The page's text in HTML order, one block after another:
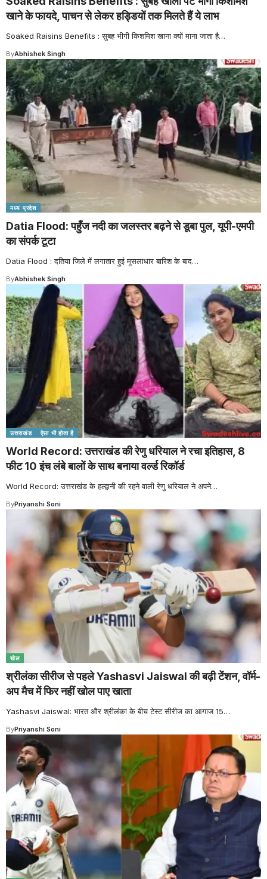
खाने के फायदे, पाचन से लेकर हड्डियों तक मिलते हैं ये लाभ
Soaked Raisins Benefits : सुबह भीगी किशमिश खाना क्यों माना जाता है…
ByAbhishek Singh
मध्य प्रदेश
Datia Flood: पहुँज नदी का जलस्तर बढ़ने से डूबा पुल, यूपी-एमपी
का संपर्क टूटा
Datia Flood : दतिया जिले में लगातार हुई मूसलाधार बारिश के बाद…
ByAbhishek Singh
उत्तराखंड ऐसा भी होता है
World Record: उत्तराखंड की रेणु धरियाल ने रचा इतिहास, 8
फीट 10 इंच लंबे बालों के साथ बनाया वर्ल्ड रिकॉर्ड
World Record: उत्तराखंड के हल्द्वानी की रहने वाली रेणु धरियाल ने अपने…
ByPriyanshi Soni
खेल
श्रीलंका सीरीज से पहले Yashasvi Jaiswal की बढ़ी टेंशन, वॉर्म-
अप मैच में फिर नहीं खोल पाए खाता
Yashasvi Jaiswal: भारत और श्रीलंका के बीच टेस्ट सीरीज का आगाज 15…
ByPriyanshi Soni